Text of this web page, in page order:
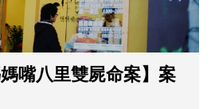
媽嘴八里雙屍命案】案